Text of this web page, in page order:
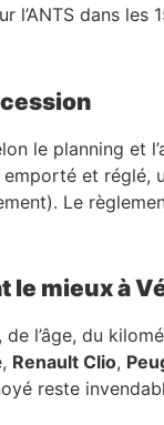
l’ANTS dans
le planning et
et réglé,
Le
le mieux à
l’âge, du
Renault Clio,
reste